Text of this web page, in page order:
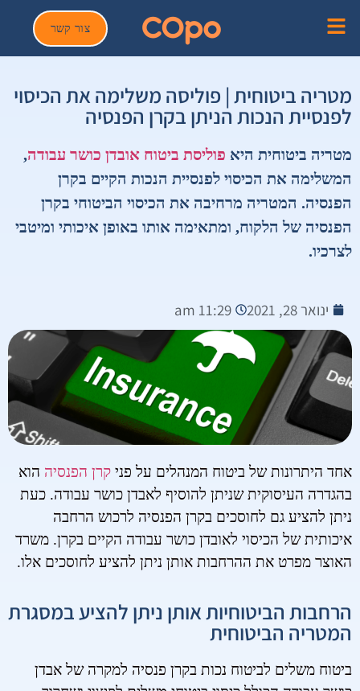
צור קשר
מטריה ביטוחית | פוליסה משלימה את הכיסוי
לפנסיית הנכות הניתן בקרן הפנסיה
מטריה ביטוחית היא פוליסת ביטוח אובדן כושר עבודה,
המשלימה את הכיסוי לפנסיית הנכות הקיים בקרן
הפנסיה.​ המטריה מרחיבה את הכיסוי הביטוחי בקרן
הפנסיה של הלקוח, ומתאימה אותו באופן איכותי ומיטבי
לצרכיו.
ינואר 28, 2021 11:29 am
אחד היתרונות של ביטוח המנהלים על פני קרן הפנסיה הוא
בהגדרה העיסוקית שניתן להוסיף לאבדן כושר עבודה. כעת
ניתן להציע גם לחוסכים בקרן הפנסיה לרכוש הרחבה
איכותית של הכיסוי לאובדן כושר עבודה הקיים בקרן. משרד
האוצר מפרט את ההרחבות אותן ניתן להציע לחוסכים אלו.
הרחבות הביטוחיות אותן ניתן להציע במסגרת
המטריה הביטוחית
ביטוח משלים לביטוח נכות בקרן פנסיה למקרה של אבדן